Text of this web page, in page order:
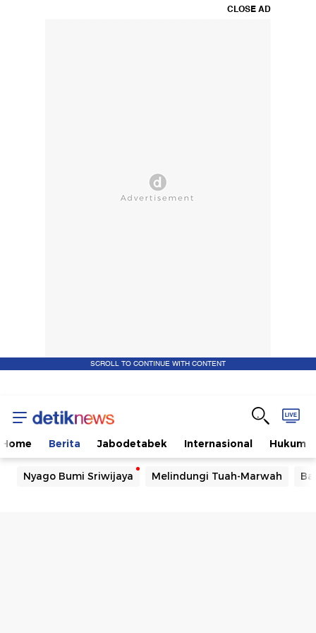
CLOSE AD
SCROLL TO CONTINUE WITH CONTENT
Home Berita Jabodetabek Internasional Hukum
Nyago Bumi Sriwijaya Melindungi Tuah-Marwah